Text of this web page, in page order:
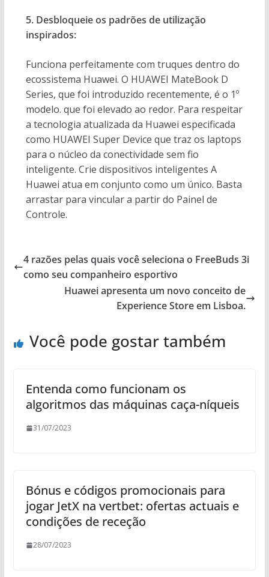
5. Desbloqueie os padrões de utilização
inspirados:
Funciona perfeitamente com truques dentro do
ecossistema Huawei. O HUAWEI MateBook D
Series, que foi introduzido recentemente, é o 1º
modelo. que foi elevado ao redor. Para respeitar
a tecnologia atualizada da Huawei especificada
como HUAWEI Super Device que traz os laptops
para o núcleo da conectividade sem fio
inteligente. Crie dispositivos inteligentes A
Huawei atua em conjunto como um único. Basta
arrastar para vincular a partir do Painel de
Controle.
4 razões pelas quais você seleciona o FreeBuds 3i
como seu companheiro esportivo
Huawei apresenta um novo conceito de
Experience Store em Lisboa.
Você pode gostar também
Entenda como funcionam os
algoritmos das máquinas caça-níqueis
31/07/2023
Bónus e códigos promocionais para
jogar JetX na vertbet: ofertas actuais e
condições de receção
28/07/2023